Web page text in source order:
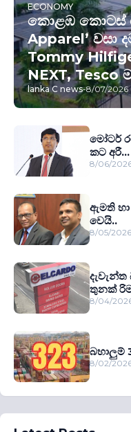
ECONOMY
කොළඹ කොටස්
Apparel’ වසා
Tommy
NEXT,
lanka C news-8/07/2026
මෝටර්
කට
8/06/
ඇමති
වෙයි..
8/05/
දැවැන්ත
තුනක්
8/04/
බහාලුම්
8/02/